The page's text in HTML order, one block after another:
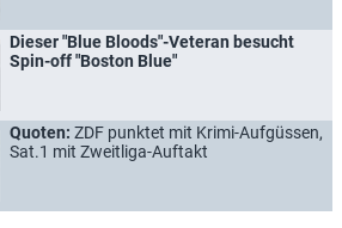
Dieser "Blue Bloods"-Veteran besucht
Spin-off "Boston Blue"
Quoten: ZDF punktet mit Krimi-Aufgüssen,
Sat.1 mit Zweitliga-Auftakt